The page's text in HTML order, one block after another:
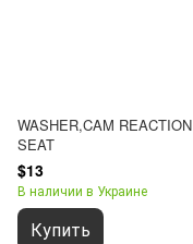
WASHER,CAM REACTION
SEAT
$13
В наличии в Украине
Купить